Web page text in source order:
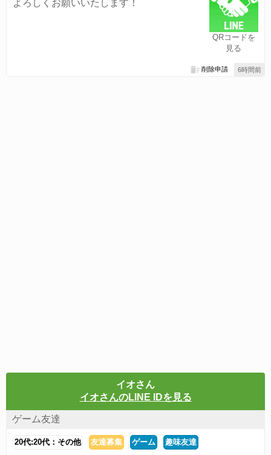
QRコードを
見る
よろしくお願いいたします！
6時間前
削除申請
イオさん
イオさんのLINE IDを見る
ゲーム友達
20代:20代：その他 友達募集 ゲーム 趣味友達